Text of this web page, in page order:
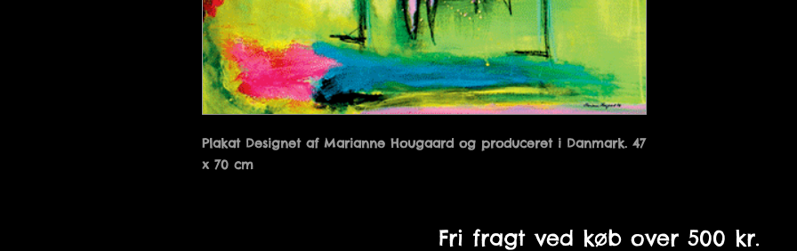
Plakat Designet af Marianne Hougaard og produceret i Danmark. 47
x 70 cm
Fri fragt ved køb over 500 kr.